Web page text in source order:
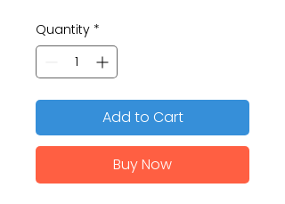
Quantity *
Add to Cart
Buy Now